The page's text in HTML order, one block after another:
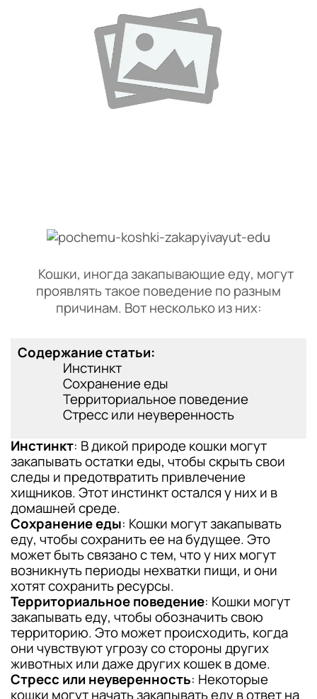
Кошки, иногда закапывающие еду, могут
проявлять такое поведение по разным
причинам. Вот несколько из них:
Содержание статьи:
Инстинкт
Сохранение еды
Территориальное поведение
Стресс или неуверенность
Инстинкт: В дикой природе кошки могут
закапывать остатки еды, чтобы скрыть свои
следы и предотвратить привлечение
хищников. Этот инстинкт остался у них и в
домашней среде.
Сохранение еды: Кошки могут закапывать
еду, чтобы сохранить ее на будущее. Это
может быть связано с тем, что у них могут
возникнуть периоды нехватки пищи, и они
хотят сохранить ресурсы.
Территориальное поведение: Кошки могут
закапывать еду, чтобы обозначить свою
территорию. Это может происходить, когда
они чувствуют угрозу со стороны других
животных или даже других кошек в доме.
Стресс или неуверенность: Некоторые
кошки могут начать закапывать еду в ответ на